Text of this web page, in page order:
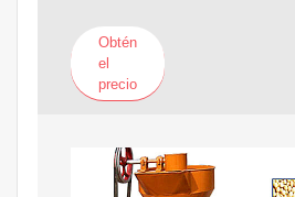
Obtén
el
precio